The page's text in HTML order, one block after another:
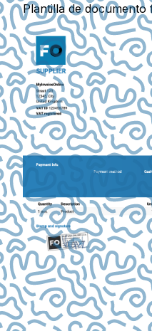
Plantilla de documento